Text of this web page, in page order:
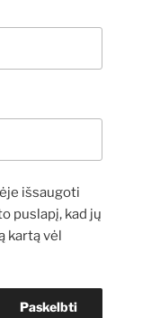
išsaugoti
puslapį, kad jų
kartą vėl